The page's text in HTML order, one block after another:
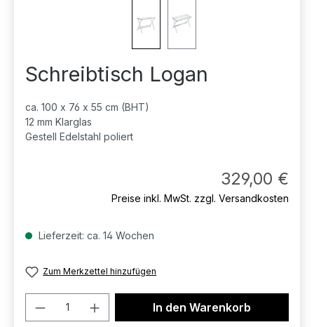
Schreibtisch Logan
ca. 100 x 76 x 55 cm (BHT)
12 mm Klarglas
Gestell Edelstahl poliert
329,00 €
Preise inkl. MwSt. zzgl. Versandkosten
Lieferzeit: ca. 14 Wochen
Zum Merkzettel hinzufügen
Produkt Anzahl: Gib den
In den Warenkorb